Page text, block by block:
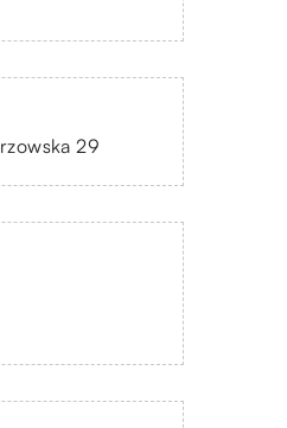
29